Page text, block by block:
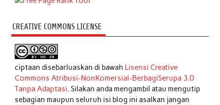
CREATIVE COMMONS LICENSE
ciptaan disebarluaskan di bawah Lisensi Creative
Commons Atribusi-NonKomersial-BerbagiSerupa 3.0
Tanpa Adaptasi. Silakan anda mengambil atau mengutip
sebagian maupun seluruh isi blog ini asalkan jangan